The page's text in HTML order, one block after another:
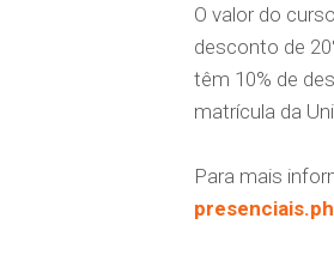
O valor do
desconto de
têm 10% de
matrícula da
Para mais